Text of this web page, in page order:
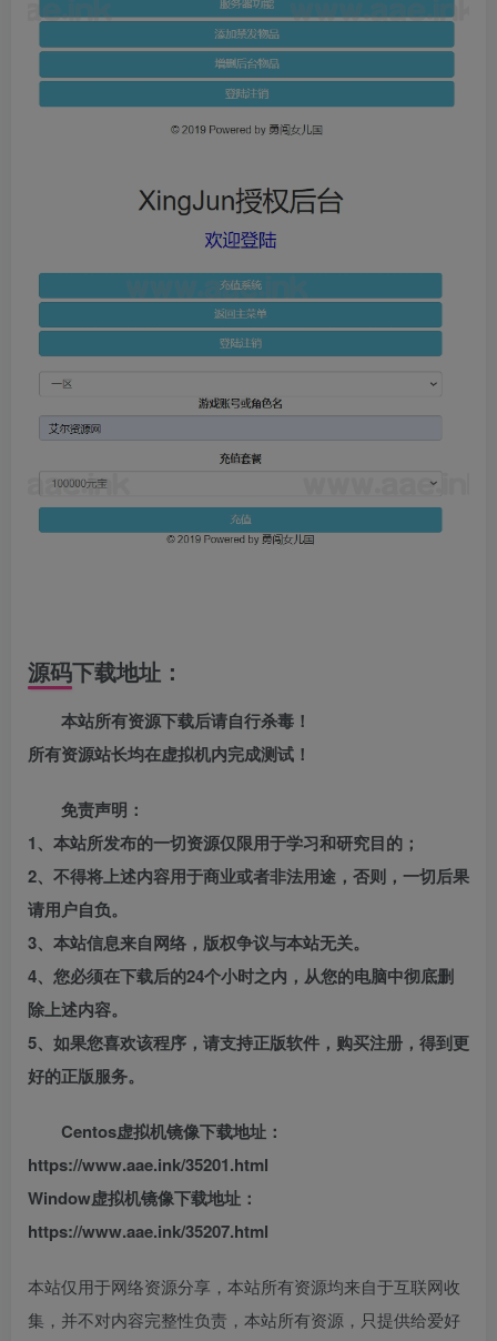
源码下载地址：
本站所有资源下载后请自行杀毒！
所有资源站长均在虚拟机内完成测试！
免责声明：
1、本站所发布的一切资源仅限用于学习和研究目的；
2、不得将上述内容用于商业或者非法用途，否则，一切后果
请用户自负。
3、本站信息来自网络，版权争议与本站无关。
4、您必须在下载后的24个小时之内，从您的电脑中彻底删
除上述内容。
5、如果您喜欢该程序，请支持正版软件，购买注册，得到更
好的正版服务。
Centos虚拟机镜像下载地址：
https://www.aae.ink/35201.html
Window虚拟机镜像下载地址：
https://www.aae.ink/35207.html
本站仅用于网络资源分享，本站所有资源均来自于互联网收
集，并不对内容完整性负责，本站所有资源，只提供给爱好